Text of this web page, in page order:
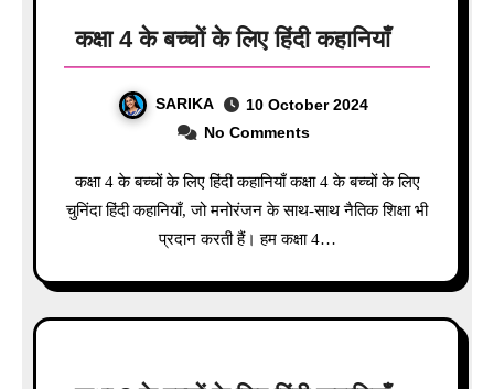
कक्षा 4 के बच्चों के लिए हिंदी कहानियाँ
SARIKA
10 October 2024
No Comments
कक्षा 4 के बच्चों के लिए हिंदी कहानियाँ कक्षा 4 के बच्चों के लिए
चुनिंदा हिंदी कहानियाँ, जो मनोरंजन के साथ-साथ नैतिक शिक्षा भी
प्रदान करती हैं। हम कक्षा 4…